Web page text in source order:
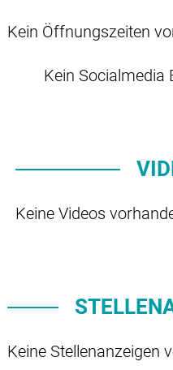
Kein Öffnungszeiten
Kein Socialmedia
Keine Videos
Keine Stellenanzeigen